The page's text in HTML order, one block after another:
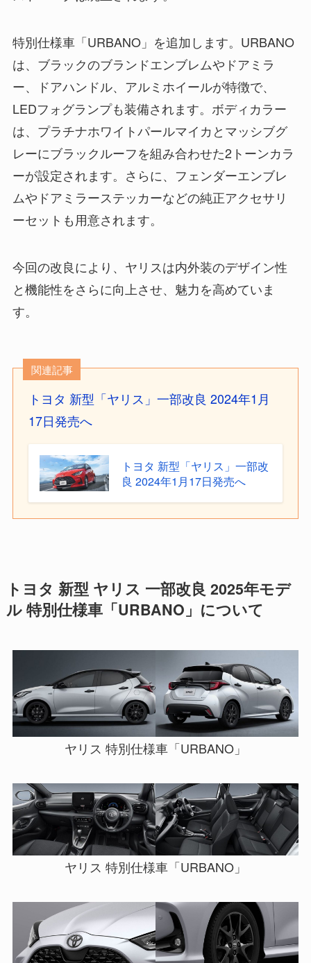
特別仕様車「URBANO」を追加します。URBANO
は、ブラックのブランドエンブレムやドアミラ
ー、ドアハンドル、アルミホイールが特徴で、
LEDフォグランプも装備されます。ボディカラー
は、プラチナホワイトパールマイカとマッシブグ
レーにブラックルーフを組み合わせた2トーンカラ
ーが設定されます。さらに、フェンダーエンブレ
ムやドアミラーステッカーなどの純正アクセサリ
ーセットも用意されます。
今回の改良により、ヤリスは内外装のデザイン性
と機能性をさらに向上させ、魅力を高めていま
す。
関連記事
トヨタ 新型「ヤリス」一部改良 2024年1月
17日発売へ
トヨタ 新型「ヤリス」一部改
良 2024年1月17日発売へ
トヨタ 新型 ヤリス 一部改良 2025年モデ
ル 特別仕様車「URBANO」について
ヤリス 特別仕様車「URBANO」
ヤリス 特別仕様車「URBANO」